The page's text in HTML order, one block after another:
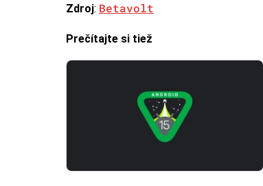
Zdroj: Betavolt
Prečítajte si tiež